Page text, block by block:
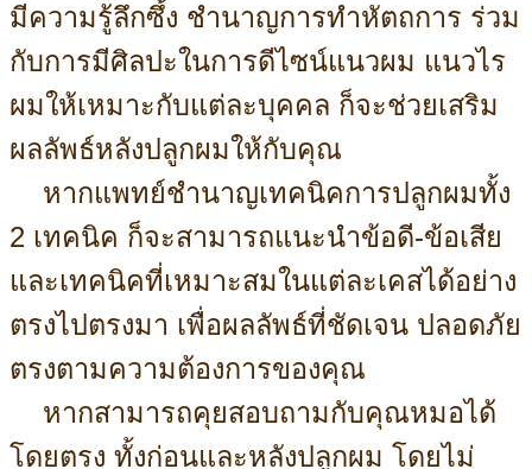
มีความรู้ลึกซึ้ง ชำนาญการทำหัตถการ ร่วม
กับการมีศิลปะในการดีไซน์แนวผม แนวไร
ผมให้เหมาะกับแต่ละบุคคล ก็จะช่วยเสริม
ผลลัพธ์หลังปลูกผมให้กับคุณ
หากแพทย์ชำนาญเทคนิคการปลูกผมทั้ง
2 เทคนิค ก็จะสามารถแนะนำข้อดี-ข้อเสีย
และเทคนิคที่เหมาะสมในแต่ละเคสได้อย่าง
ตรงไปตรงมา เพื่อผลลัพธ์ที่ชัดเจน ปลอดภัย
ตรงตามความต้องการของคุณ
หากสามารถคุยสอบถามกับคุณหมอได้
โดยตรง ทั้งก่อนและหลังปลูกผม โดยไม่